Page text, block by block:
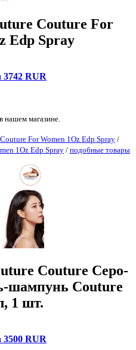
Couture For
Edp Spray
3742 RUR
нашем магазине.
For Women 1Oz Edp Spray/
1Oz Edp Spray / подобные товары
Couture Серо-
шампунь Couture
1 шт.
3500 RUR